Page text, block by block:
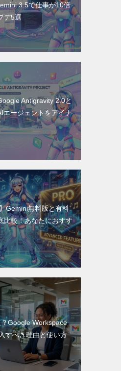
3.5で仕事が10倍
デ5選
Antigravity 2.0と
エージェントをアイナ
Gemini無料版と有料
比較！あなたにおすす
Google Workspace
すべき理由と使い方